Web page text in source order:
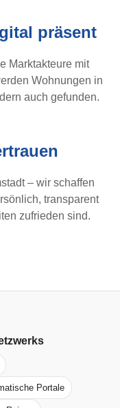
präsent
Marktakteure mit
Wohnungen in
auch gefunden.
– wir schaffen
transparent
zufrieden sind.
Portale